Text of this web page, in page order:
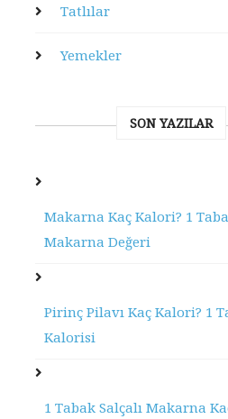
Tatlılar
Yemekler
SON YAZILAR
Makarna Kaç Kalori? 1
Makarna Değeri
Pirinç Pilavı Kaç Kalori? 1
Kalorisi
1 Tabak Salçalı Makarna